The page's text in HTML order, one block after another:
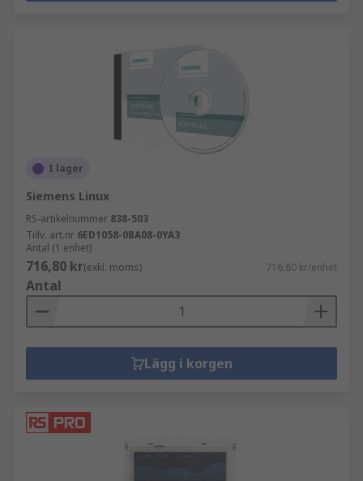
I lager
Siemens Linux
RS-artikelnummer 838-503
Tillv. art.nr 6ED1058-0BA08-0YA3
Antal (1 enhet)
716,80 kr(exkl. moms) 716,80 kr/enhet
Antal
Lägg i korgen